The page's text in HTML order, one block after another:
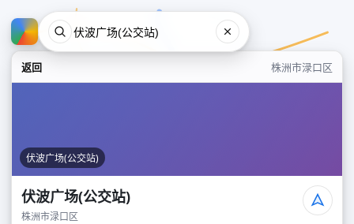
返回 株洲市渌口区
伏波广场(公交站)
伏波广场(公交站)
株洲市渌口区